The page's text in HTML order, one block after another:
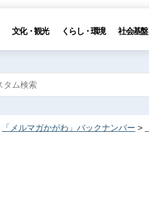
文化・観光 くらし・環境 社会基盤
「メルマガかがわ」バックナンバー >